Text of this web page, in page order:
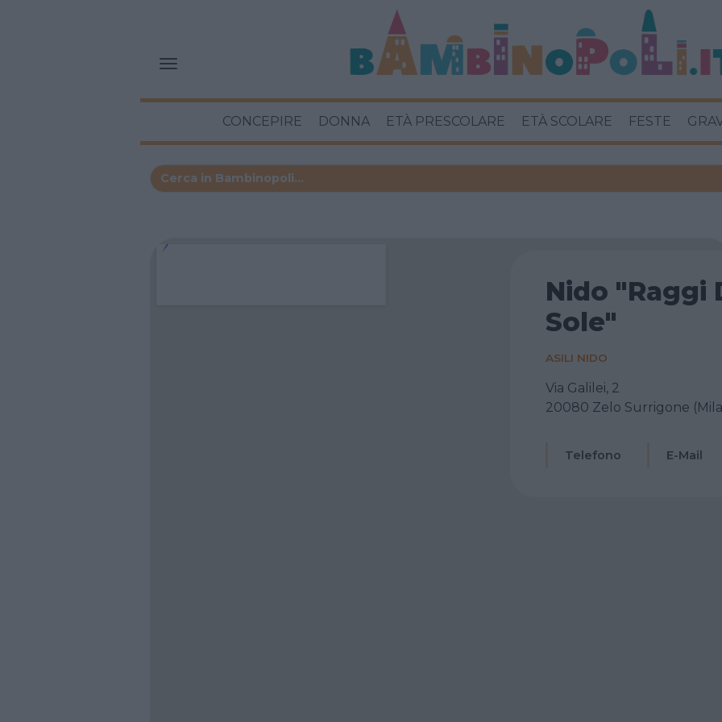
CONCEPIRE DONNA ETÀ PRESCOLARE ETÀ SCOLARE FESTE
Nido "Raggi
Sole"
ASILI NIDO
Via Galilei, 2
20080 Zelo Surrigone
Telefono E-Mail